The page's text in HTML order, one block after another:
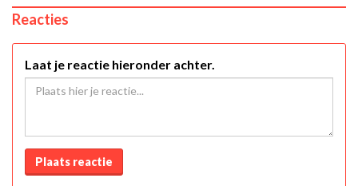
Reacties
Laat je reactie hieronder achter.
Plaats reactie